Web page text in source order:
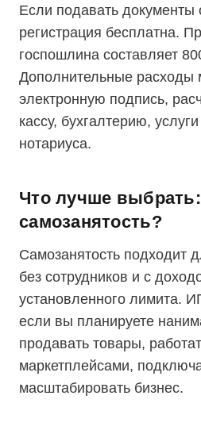
Если подавать документы
регистрация бесплатна.
госпошлина составляет
Дополнительные расходы
электронную подпись,
кассу, бухгалтерию,
нотариуса.
Что лучше
самозанятость?
Самозанятость подходит
без сотрудников и с
установленного лимита.
если вы планируете
продавать товары,
маркетплейсами,
масштабировать бизнес.